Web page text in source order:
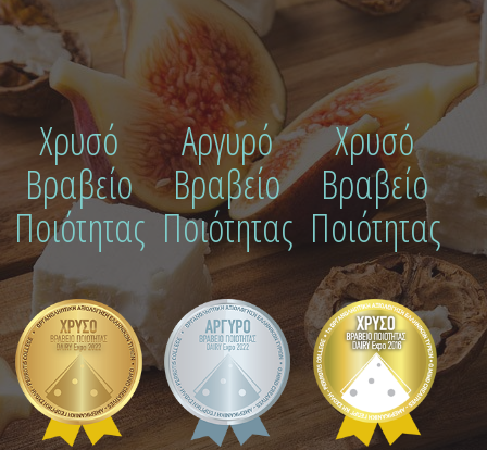
Χρυσό
Βραβείο
Ποιότητας
Αργυρό
Βραβείο
Ποιότητας
Χρυσό
Βραβείο
Ποιότητας